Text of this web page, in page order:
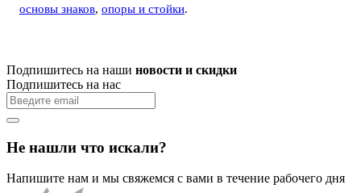
основы знаков, опоры и стойки.
Подпишитесь на наши новости и скидки
Подпишитесь на нас
Не нашли что искали?
Напишите нам и мы свяжемся с вами в течение рабочего дня